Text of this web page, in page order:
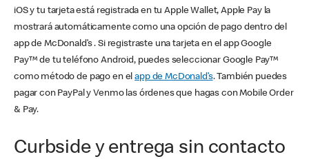
iOS y tu tarjeta está registrada en tu Apple Wallet, Apple Pay la
mostrará automáticamente como una opción de pago dentro del
app de McDonald’s . Si registraste una tarjeta en el app Google
Pay™ de tu teléfono Android, puedes seleccionar Google Pay™
como método de pago en elapp de McDonald’s. También puedes
pagar con PayPal y Venmo las órdenes que hagas con Mobile Order
& Pay.
Curbside y entrega sin contacto